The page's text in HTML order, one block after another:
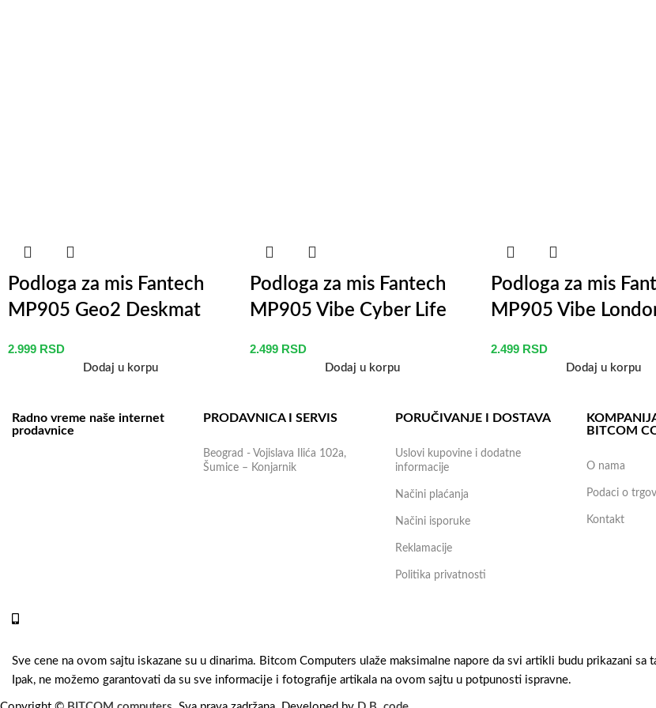
Podloga za mis Fantech
MP905 Geo2 Deskmat
2.999 RSD
Dodaj u korpu
Podloga za mis Fantech
MP905 Vibe Cyber Life
2.499 RSD
Dodaj u korpu
Podloga za mis
MP905 Vibe
2.499 RSD
Dodaj u korpu
Radno vreme naše internet
prodavnice
+381 (69) 767-202
PRODAVNICA I SERVIS
Beograd - Vojislava Ilića 102a,
Šumice – Konjarnik
PORUČIVANJE I DOSTAVA
Uslovi kupovine i dodatne
informacije
Načini plaćanja
Načini isporuke
Reklamacije
Politika privatnosti
BITCOM
O nama
Podaci o
Kontakt
Sve cene na ovom sajtu iskazane su u dinarima. Bitcom Computers ulaže maksimalne napore da svi artikli budu prikazani sa
Ipak, ne možemo garantovati da su sve informacije i fotografije artikala na ovom sajtu u potpunosti ispravne.